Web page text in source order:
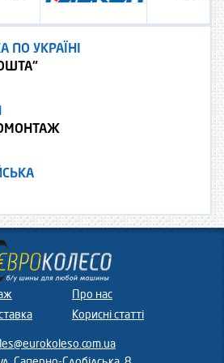
ПО УКРАЇНІ
Про нас
Корисні статті